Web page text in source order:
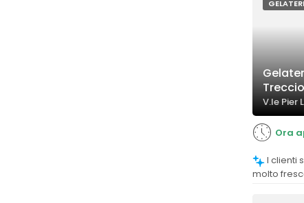
V.le Pier
Ora
molto